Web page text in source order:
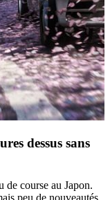
dessus sans
de course au Japon.